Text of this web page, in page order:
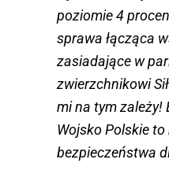
poziomie 4
sprawa łącząca
zasiadające w
zwierzchnikowi
mi na tym zależy!
Wojsko Polskie
bezpieczeństwa